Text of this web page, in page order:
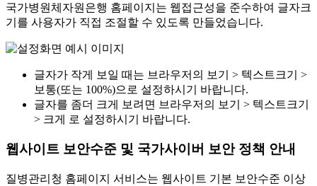
국가병원체자원은행 홈페이지는 웹접근성을 준수하여 글자크
기를 사용자가 직접 조절할 수 있도록 만들었습니다.
글자가 작게 보일 때는 브라우저의 보기 > 텍스트크기 >
보통(또는 100%)으로 설정하시기 바랍니다.
글자를 좀더 크게 보려면 브라우저의 보기 > 텍스트크기
> 크게 로 설정하시기 바랍니다.
웹사이트 보안수준 및 국가사이버 보안 정책 안내
질병관리청 홈페이지 서비스는 웹사이트 기본 보안수준 이상